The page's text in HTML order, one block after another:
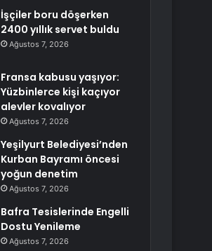
İşçiler boru döşerken
2400 yıllık servet buldu
Ağustos 7, 2026
Fransa kabusu yaşıyor:
Yüzbinlerce kişi kaçıyor
alevler kovalıyor
Ağustos 7, 2026
Yeşilyurt Belediyesi’nden
Kurban Bayramı öncesi
yoğun denetim
Ağustos 7, 2026
Bafra Tesislerinde Engelli
Dostu Yenileme
Ağustos 7, 2026